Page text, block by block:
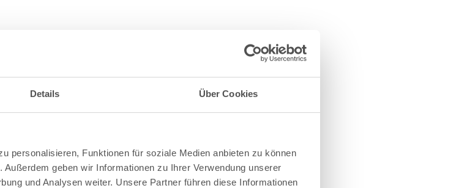
Details Über Cookies
personalisieren, Funktionen für soziale Medien anbieten zu können
geben wir Informationen zu Ihrer Verwendung unserer
und Analysen weiter. Unsere Partner führen diese Informationen